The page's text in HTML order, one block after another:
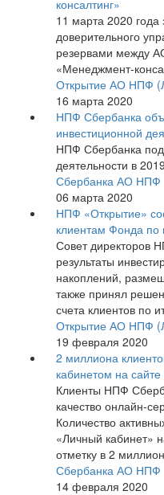
консалтинг»
11 марта 2020 года
доверительного
резервами между
«Менеджмент-
Открытие АО НПФ
16 марта 2020
НПФ Сбербанка
инвестиционной
НПФ Сбербанка
деятельности в
Сбербанка АО НПФ
06 марта 2020
НПФ «Открытие»
клиентам Фонда по
Совет директоров
результаты
накоплений,
также принял
счета клиентов по
Открытие АО НПФ
19 февраля 2020
2 миллиона
кабинетом на
Клиенты НПФ
качество онлайн-
Количество
«Личный кабинет»
отметку в 2
Сбербанка АО НПФ
14 февраля 2020